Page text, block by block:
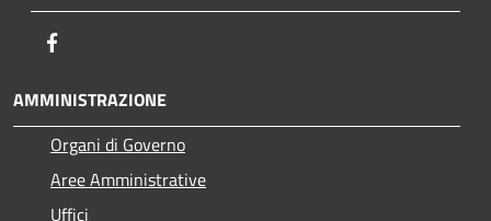
AMMINISTRAZIONE
Organi di Governo
Aree Amministrative
Uffici